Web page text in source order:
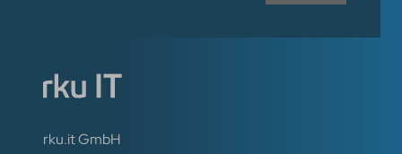
rku.it GmbH